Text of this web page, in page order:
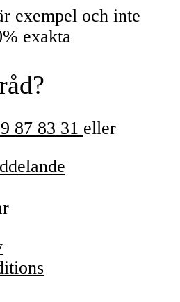
exempel och inte
exakta
87 83 31 eller